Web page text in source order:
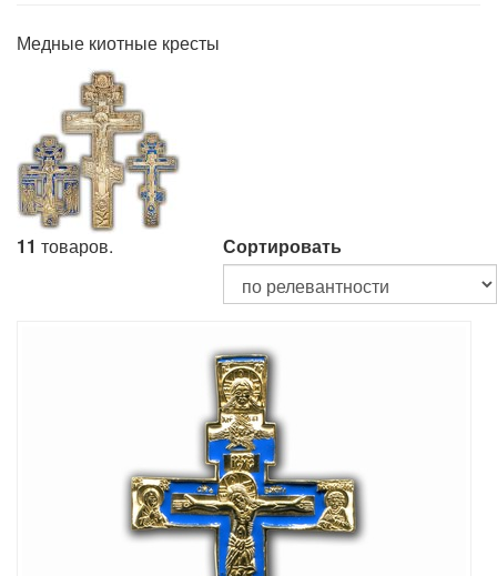
Медные киотные кресты
11 товаров. Сортировать